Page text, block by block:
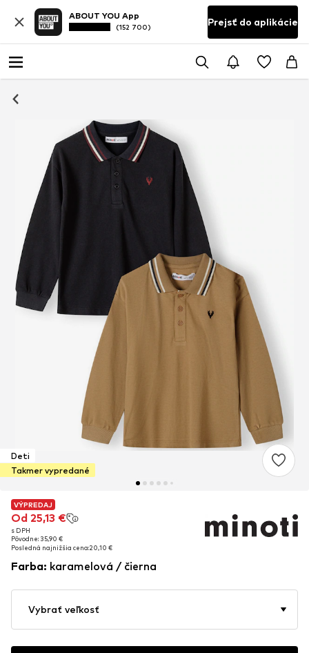
ABOUT YOU App
(152 700) Prejsť do aplikácie
Deti
Takmer vypredané
VÝPREDAJ
Od 25,13 €
s DPH
Pôvodne: 35,90 €
Posledná najnižšia cena:20,10 €
VÝPREDAJ
Od 25,13 €
s DPH
Pôvodne: 35,90 €
Posledná najnižšia cena:20,10 €
Farba: karamelová / čierna
Vybrať veľkosť